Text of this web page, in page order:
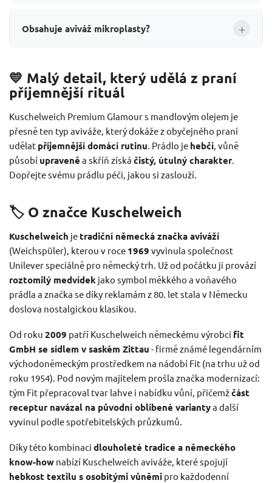
Obsahuje aviváž mikroplasty? +
💛 Malý detail, který udělá z praní
příjemnější rituál
Kuschelweich Premium Glamour s mandlovým olejem je
přesně ten typ aviváže, který dokáže z obyčejného praní
udělat příjemnější domácí rutinu . Prádlo je hebčí , vůně
působí upraveně a skříň získá čistý, útulný charakter
Dopřejte svému prádlu péči, jakou si zaslouží.
🏷️ O značce Kuschelweich
Kuschelweich je tradiční německá značka aviváží
(Weichspüler), kterou v roce 1969 vyvinula společnost
Unilever speciálně pro německý trh. Už od počátku ji provází
roztomilý medvídek jako symbol měkkého a voňavého
prádla a značka se díky reklamám z 80. let stala v Německu
doslova nostalgickou klasikou.
Od roku 2009 patří Kuschelweich německému výrobci fit
GmbH se sídlem v saském Zittau - firmě známé legendárním
východoněmeckým prostředkem na nádobí Fit (na trhu už od
roku 1954). Pod novým majitelem prošla značka modernizací:
tým Fit přepracoval tvar lahve i nabídku vůní, přičemžčást
receptur navázal na původní oblíbené variantya další
vyvinul podle spotřebitelských průzkumů.
Díky této kombinaci dlouholeté tradice a německého
know-how nabízí Kuschelweich aviváže, které spojují
hebkost textilu s osobitými vůněmi pro každodenní